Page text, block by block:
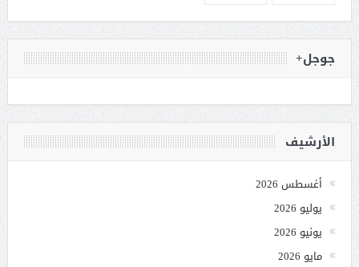
جوجل+
الأرشيف
أغسطس 2026
يوليو 2026
يونيو 2026
مايو 2026